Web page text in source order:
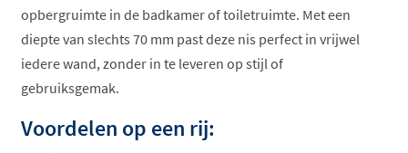
opbergruimte in de badkamer of toiletruimte. Met een
diepte van slechts 70 mm past deze nis perfect in vrijwel
iedere wand, zonder in te leveren op stijl of
gebruiksgemak.
Voordelen op een rij: